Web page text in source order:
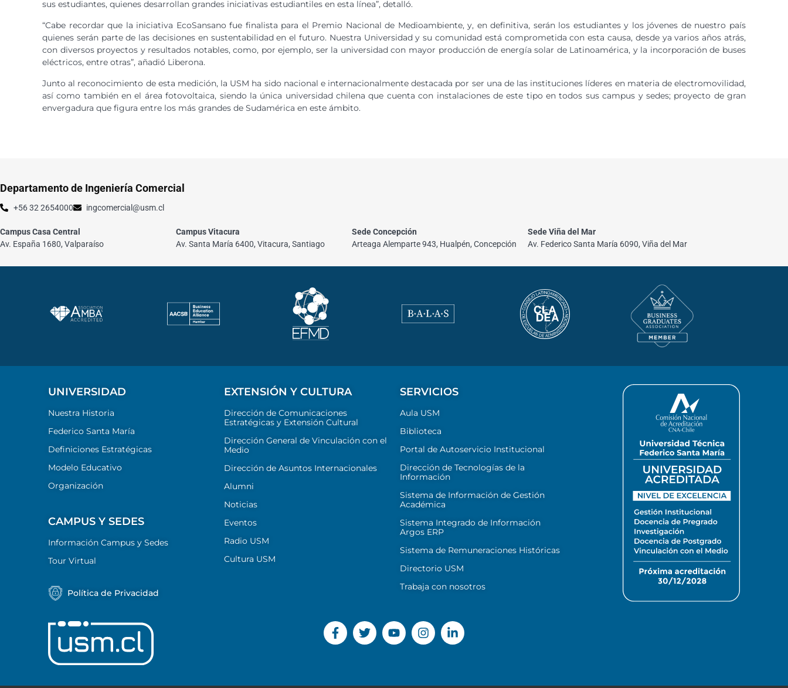
sus estudiantes, quienes desarrollan grandes iniciativas estudiantiles en esta línea”, detalló.
“Cabe recordar que la iniciativa EcoSansano fue finalista para el Premio Nacional de Medioambiente, y, en definitiva, serán los estudiantes y los jóvenes de nuestro país
quienes serán parte de las decisiones en sustentabilidad en el futuro. Nuestra Universidad y su comunidad está comprometida con esta causa, desde ya varios años atrás,
con diversos proyectos y resultados notables, como, por ejemplo, ser la universidad con mayor producción de energía solar de Latinoamérica, y la incorporación de buses
eléctricos, entre otras”, añadió Liberona.
Junto al reconocimiento de esta medición, la USM ha sido nacional e internacionalmente destacada por ser una de las instituciones líderes en materia de electromovilidad,
así como también en el área fotovoltaica, siendo la única universidad chilena que cuenta con instalaciones de este tipo en todos sus campus y sedes; proyecto de gran
envergadura que figura entre los más grandes de Sudamérica en este ámbito.
Departamento de Ingeniería Comercial
+56 32 2654000 ingcomercial@usm.cl
Campus Casa Central
Av. España 1680, Valparaíso
Campus Vitacura
Av. Santa María 6400, Vitacura, Santiago
Sede Concepción
Arteaga Alemparte 943, Hualpén, Concepción
Sede Viña del Mar
Av. Federico Santa María 6090, Viña del Mar
UNIVERSIDAD
Nuestra Historia
Federico Santa María
Definiciones Estratégicas
Modelo Educativo
Organización
CAMPUS Y SEDES
Información Campus y Sedes
Tour Virtual
Política de Privacidad
EXTENSIÓN Y CULTURA
Dirección de Comunicaciones
Estratégicas y Extensión Cultural
Dirección General de Vinculación con el
Medio
Dirección de Asuntos Internacionales
Alumni
Noticias
Eventos
Radio USM
Cultura USM
SERVICIOS
Aula USM
Biblioteca
Portal de Autoservicio Institucional
Dirección de Tecnologías de la
Información
Sistema de Información de Gestión
Académica
Sistema Integrado de Información
Argos ERP
Sistema de Remuneraciones Históricas
Directorio USM
Trabaja con nosotros